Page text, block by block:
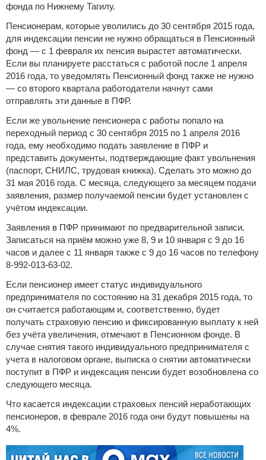
фонда по Нижнему Тагилу.
Пенсионерам, которые уволились до 30 сентября 2015 года,
для индексации пенсии не нужно обращаться в Пенсионный
фонд — с 1 февраля их пенсия вырастет автоматически.
Если вы планируете расстаться с работой после 1 апреля
2016 года, то уведомлять Пенсионный фонд также не нужно
— со второго квартала работодатели начнут сами
отправлять эти данные в ПФР.
Если же увольнение пенсионера с работы попало на
переходный период с 30 сентября 2015 по 1 апреля 2016
года, ему необходимо подать заявление в ПФР и
представить документы, подтверждающие факт увольнения
(паспорт, СНИЛС, трудовая книжка). Сделать это можно до
31 мая 2016 года. С месяца, следующего за месяцем подачи
заявления, размер получаемой пенсии будет установлен с
учётом индексации.
Заявления в ПФР принимают по предварительной записи.
Записаться на приём можно уже 8, 9 и 10 января с 9 до 16
часов и далее с 11 января также с 9 до 16 часов по телефону
8-992-013-63-02.
Если пенсионер имеет статус индивидуального
предпринимателя по состоянию на 31 декабря 2015 года, то
он считается работающим и, соответственно, будет
получать страховую пенсию и фиксированную выплату к ней
без учёта увеличения, отмечают в Пенсионном фонде. В
случае снятия такого индивидуального предпринимателя с
учета в налоговом органе, выписка о снятии автоматически
поступит в ПФР и индексация пенсии будет возобновлена со
следующего месяца.
Что касается индексации страховых пенсий неработающих
пенсионеров, в феврале 2016 года они будут повышены на
4%.